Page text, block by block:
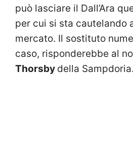
può lasciare il Dall’Ara
per cui si sta cautelando
mercato. Il sostituto
caso, risponderebbe al
Thorsby della Sampdoria.